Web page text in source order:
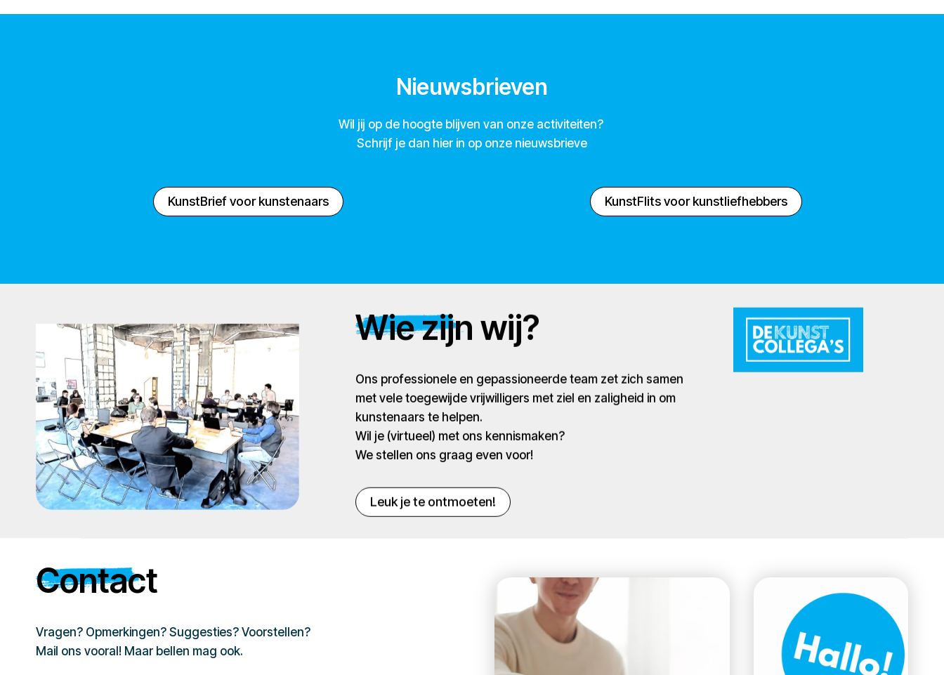
Nieuwsbrieven
Wil jij op de hoogte blijven van onze activiteiten?
Schrijf je dan hier in op onze nieuwsbrieve
KunstBrief voor kunstenaars KunstFlits voor kunstliefhebbers
Wie zijn wij?
Ons professionele en gepassioneerde team zet zich samen
met vele toegewijde vrijwilligers met ziel en zaligheid in om
kunstenaars te helpen.
Wil je (virtueel) met ons kennismaken?
We stellen ons graag even voor!
Leuk je te ontmoeten!
Contact
Vragen? Opmerkingen? Suggesties? Voorstellen?
Mail ons vooral! Maar bellen mag ook.